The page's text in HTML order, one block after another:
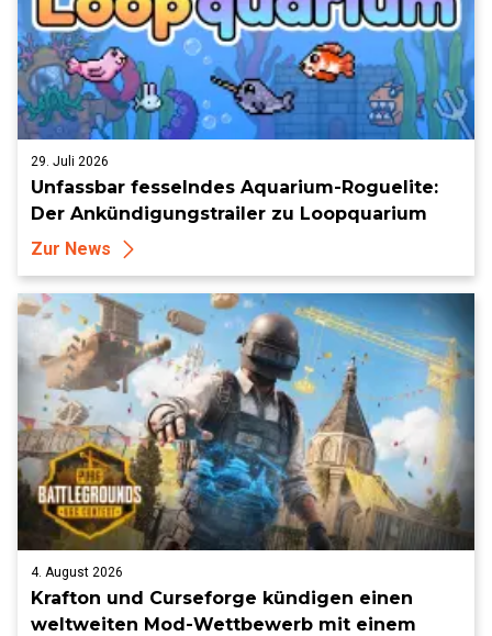
29. Juli 2026
Unfassbar fesselndes Aquarium-Roguelite:
Der Ankündigungstrailer zu Loopquarium
Zur News
4. August 2026
Krafton und Curseforge kündigen einen
weltweiten Mod-Wettbewerb mit einem